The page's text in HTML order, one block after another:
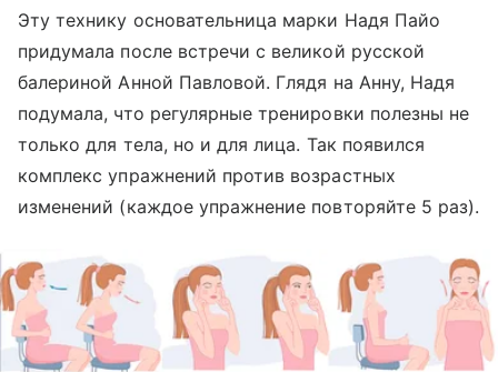
Эту технику основательница марки Надя Пайо
придумала после встречи с великой русской
балериной Анной Павловой. Глядя на Анну, Надя
подумала, что регулярные тренировки полезны не
только для тела, но и для лица. Так появился
комплекс упражнений против возрастных
изменений (каждое упражнение повторяйте 5 раз).